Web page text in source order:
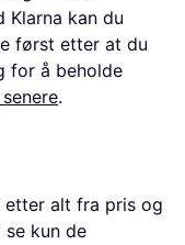
kan du
først etter at du
for å beholde
.
etter alt fra pris og
kun de